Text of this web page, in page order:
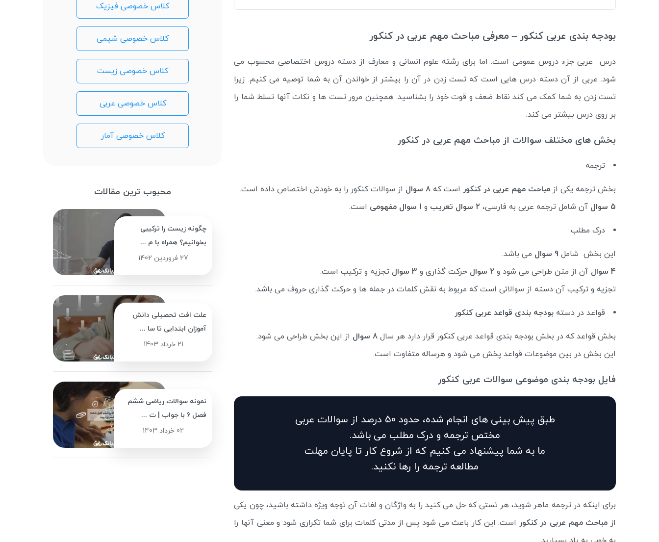
بودجه بندی عربی کنکور – معرفی مباحث مهم عربی در کنکور
درس عربی جزء دروس عمومی است. اما برای رشته علوم انسانی و معارف از دسته دروس اختصاصی محسوب می
شود. عربی از آن دسته درس هایی است که تست زدن در آن را بیشتر از خواندن آن به شما توصیه می کنیم. زیرا
تست زدن به شما کمک می کند نقاط ضعف و قوت خود را بشناسید. همچنین مرور تست ها و نکات آنها تسلط شما را
بر روی درس بیشتر می کند.
بخش های مختلف سوالات از مباحث مهم عربی در کنکور
ترجمه
بخش ترجمه یکی از مباحث مهم عربی در کنکور است که
از سوالات کنکور را به خودش اختصاص داده است.
5 سوال
آن شامل ترجمه عربی به فارسی، 2 سوال تعریب و 1 سوال مفهومی است.
درک مطلب
این بخش شامل 9 سوال
می باشد.
4 سوال
آن از متن طراحی می شود و 2 سوال حرکت گذاری و 3 سوال
تجزیه و ترکیب است.
تجزیه و ترکیب آن دسته از سوالاتی است که مربوط به نقش کلمات در جمله ها و حرکت گذاری حروف می باشد.
قواعد در دسته بودجه بندی قواعد عربی کنکور
بخش قواعد که در بخش بودجه بندی قواعد عربی کنکور قرار دارد هر سال 8 سوال
از این بخش طراحی می شود.
این بخش در بین موضوعات قواعد پخش می شود و هرساله متفاوت است.
فایل بودجه بندی موضوعی سوالات عربی کنکور
طبق پیش بینی های انجام شده، حدود 50 درصد از سوالات عربی
مختص ترجمه و درک مطلب می باشد.
ما به شما پیشنهاد می کنیم که از شروع کار تا پایان مهلت
مطالعه ترجمه را رها نکنید.
برای اینکه در ترجمه ماهر شوید، هر تستی که حل می کنید را به واژگان و لغات آن توجه ویژه داشته باشید، چون یکی
از مباحث مهم عربی در کنکور است. این کار باعث می شود پس از مدتی کلمات برای شما تکراری شود و معنی آنها را
کلاس خصوصی فیزیک
کلاس خصوصی شیمی
کلاس خصوصی زیست
کلاس خصوصی عربی
کلاس خصوصی آمار
محبوب ترین مقالات
چگونه زیست را ترکیبی
بخوانیم؟ همراه با م ...
27 فروردین 1402
علت افت تحصیلی دانش
آموزان ابتدایی تا سا ...
21 خرداد 1403
نمونه سوالات ریاضی ششم
فصل 6 با جواب | ت ...
02 خرداد 1403